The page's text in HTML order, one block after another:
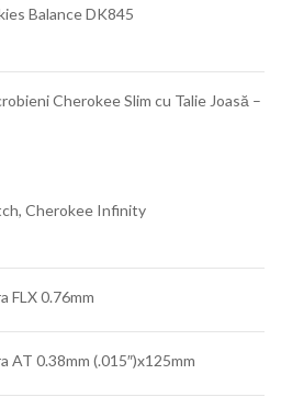
Balance DK845
Cherokee Slim cu Talie Joasă –
Cherokee Infinity
FLX 0.76mm
AT 0.38mm (.015″)x125mm